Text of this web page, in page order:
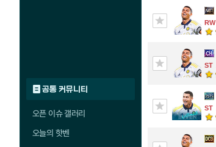
공통 커뮤니티
오픈 이슈 갤러리
오늘의 핫벤